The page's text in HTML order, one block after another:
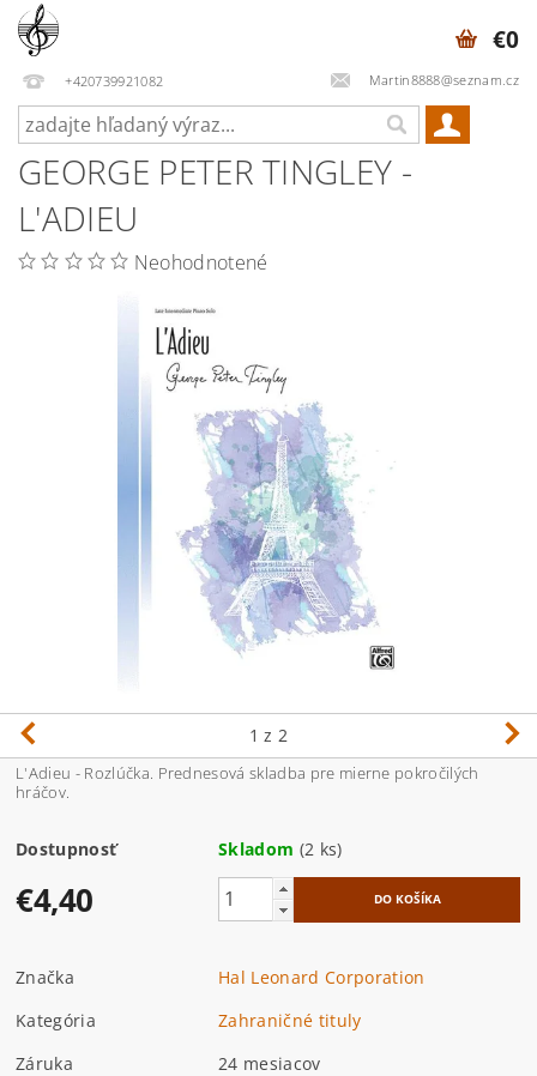
+420739921082 Martin8888@seznam.cz
€0
GEORGE PETER TINGLEY -
L'ADIEU
Neohodnotené
1 z 2
L'Adieu - Rozlúčka. Prednesová skladba pre mierne pokročilých
hráčov.
Dostupnosť Skladom (2 ks)
€4,40
Značka
Hal Leonard Corporation
Kategória
Zahraničné tituly
Záruka
24 mesiacov